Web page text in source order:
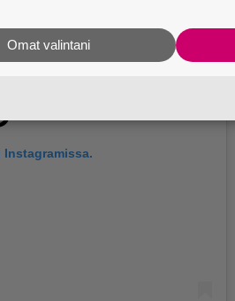
Instagramissa.
Omat valintani